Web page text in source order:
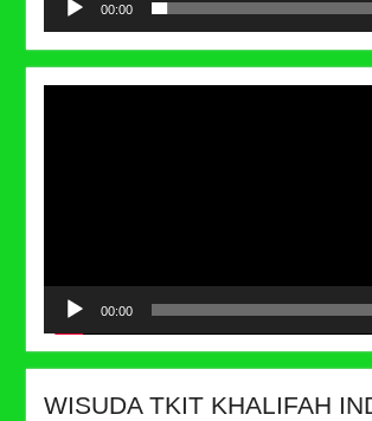
00:00
00:00
WISUDA TKIT KHALIFAH